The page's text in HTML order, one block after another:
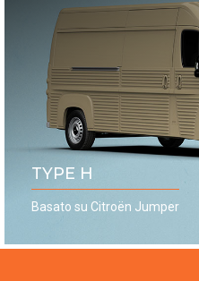
TYPE H
Basato su Citroën Jumper